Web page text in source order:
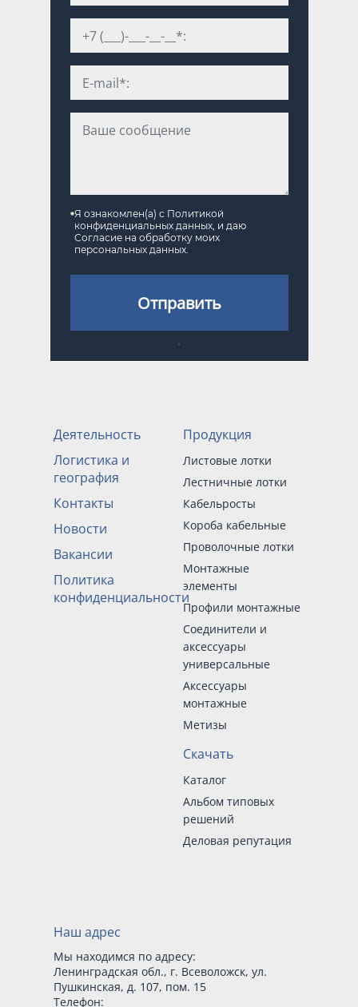
Деятельность
Логистика и
география
Контакты
Новости
Вакансии
Политика
конфиденциальности
Продукция
Листовые лотки
Лестничные лотки
Кабельросты
Короба кабельные
Проволочные лотки
Монтажные
элементы
Профили монтажные
Соединители и
аксессуары
универсальные
Аксессуары
монтажные
Метизы
Скачать
Каталог
Альбом типовых
решений
Деловая репутация
Наш адрес
Мы находимся по адресу:
Ленинградская обл., г. Всеволожск, ул.
Пушкинская, д. 107, пом. 15
Телефон:
Я ознакомлен(а) с Политикой
конфиденциальных данных, и даю
Согласие на обработку моих
персональных данных.
Отправить